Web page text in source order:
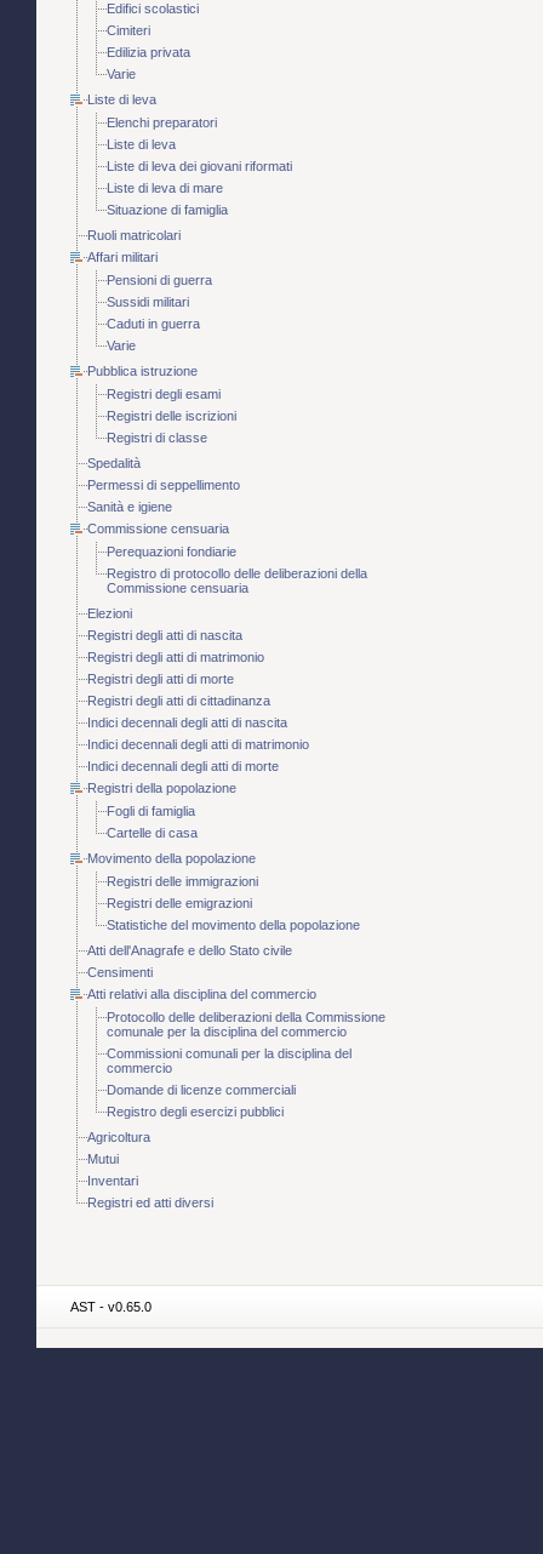
Edifici scolastici
Cimiteri
Edilizia privata
Varie
Liste di leva
Elenchi preparatori
Liste di leva
Liste di leva dei giovani riformati
Liste di leva di mare
Situazione di famiglia
Ruoli matricolari
Affari militari
Pensioni di guerra
Sussidi militari
Caduti in guerra
Varie
Pubblica istruzione
Registri degli esami
Registri delle iscrizioni
Registri di classe
Spedalità
Permessi di seppellimento
Sanità e igiene
Commissione censuaria
Perequazioni fondiarie
Registro di protocollo delle deliberazioni della
Commissione censuaria
Elezioni
Registri degli atti di nascita
Registri degli atti di matrimonio
Registri degli atti di morte
Registri degli atti di cittadinanza
Indici decennali degli atti di nascita
Indici decennali degli atti di matrimonio
Indici decennali degli atti di morte
Registri della popolazione
Fogli di famiglia
Cartelle di casa
Movimento della popolazione
Registri delle immigrazioni
Registri delle emigrazioni
Statistiche del movimento della popolazione
Atti dell'Anagrafe e dello Stato civile
Censimenti
Atti relativi alla disciplina del commercio
Protocollo delle deliberazioni della Commissione
comunale per la disciplina del commercio
Commissioni comunali per la disciplina del
commercio
Domande di licenze commerciali
Registro degli esercizi pubblici
Agricoltura
Mutui
Inventari
Registri ed atti diversi
AST - v0.65.0